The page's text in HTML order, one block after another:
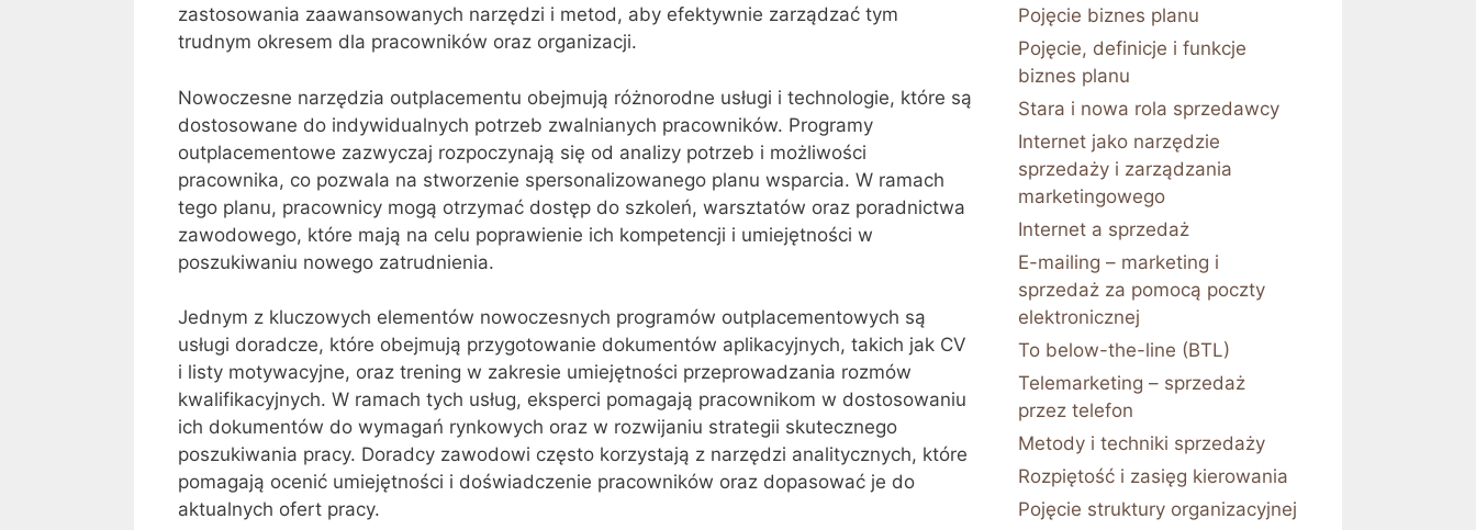
zastosowania zaawansowanych narzędzi i metod, aby efektywnie zarządzać tym
trudnym okresem dla pracowników oraz organizacji.
Nowoczesne narzędzia outplacementu obejmują różnorodne usługi i technologie, które są
dostosowane do indywidualnych potrzeb zwalnianych pracowników. Programy
outplacementowe zazwyczaj rozpoczynają się od analizy potrzeb i możliwości
pracownika, co pozwala na stworzenie spersonalizowanego planu wsparcia. W ramach
tego planu, pracownicy mogą otrzymać dostęp do szkoleń, warsztatów oraz poradnictwa
zawodowego, które mają na celu poprawienie ich kompetencji i umiejętności w
poszukiwaniu nowego zatrudnienia.
Jednym z kluczowych elementów nowoczesnych programów outplacementowych są
usługi doradcze, które obejmują przygotowanie dokumentów aplikacyjnych, takich jak CV
i listy motywacyjne, oraz trening w zakresie umiejętności przeprowadzania rozmów
kwalifikacyjnych. W ramach tych usług, eksperci pomagają pracownikom w dostosowaniu
ich dokumentów do wymagań rynkowych oraz w rozwijaniu strategii skutecznego
poszukiwania pracy. Doradcy zawodowi często korzystają z narzędzi analitycznych, które
pomagają ocenić umiejętności i doświadczenie pracowników oraz dopasować je do
aktualnych ofert pracy.
Pojęcie biznes planu
Pojęcie, definicje i funkcje
biznes planu
Stara i nowa rola sprzedawcy
Internet jako narzędzie
sprzedaży i zarządzania
marketingowego
Internet a sprzedaż
E-mailing – marketing i
sprzedaż za pomocą poczty
elektronicznej
To below-the-line (BTL)
Telemarketing – sprzedaż
przez telefon
Metody i techniki sprzedaży
Rozpiętość i zasięg kierowania
Pojęcie struktury organizacyjnej